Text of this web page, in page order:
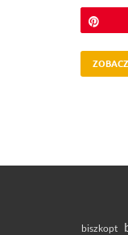
biszkopt